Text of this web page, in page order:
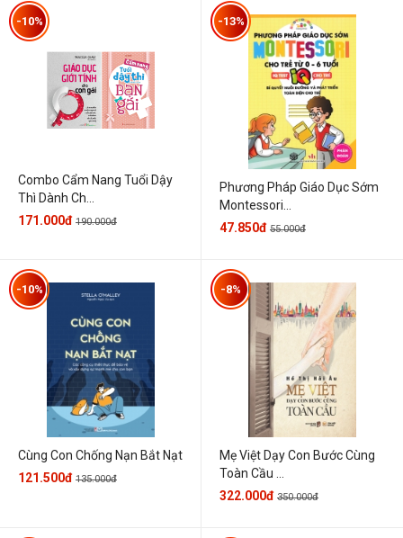
Combo Cẩm Nang Tuổi Dậy
Thì Dành Ch...
-10%
171.000đ 190.000đ
Phương Pháp Giáo Dục Sớm
Montessori...
-13%
47.850đ 55.000đ
Cùng Con Chống Nạn Bắt Nạt
-10%
121.500đ 135.000đ
Mẹ Việt Dạy Con Bước Cùng
Toàn Cầu ...
-8%
322.000đ 350.000đ